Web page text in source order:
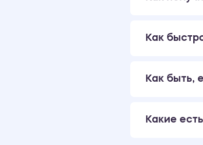
Как
Как быть,
Какие